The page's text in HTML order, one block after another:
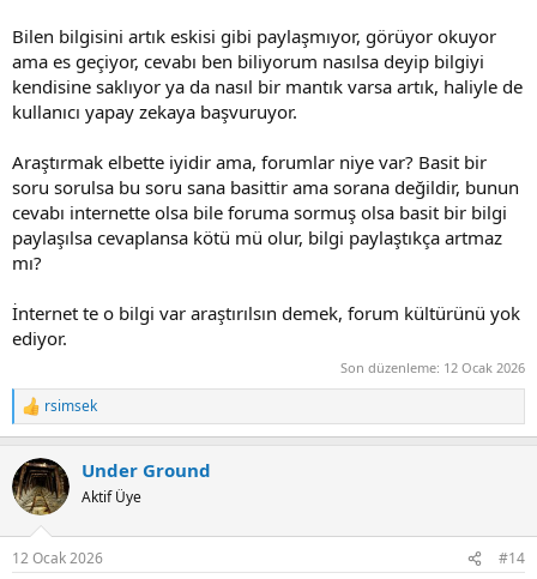
Bilen bilgisini artık eskisi gibi paylaşmıyor, görüyor okuyor
ama es geçiyor, cevabı ben biliyorum nasılsa deyip bilgiyi
kendisine saklıyor ya da nasıl bir mantık varsa artık, haliyle de
kullanıcı yapay zekaya başvuruyor.
Araştırmak elbette iyidir ama, forumlar niye var? Basit bir
soru sorulsa bu soru sana basittir ama sorana değildir, bunun
cevabı internette olsa bile foruma sormuş olsa basit bir bilgi
paylaşılsa cevaplansa kötü mü olur, bilgi paylaştıkça artmaz
mı?
İnternet te o bilgi var araştırılsın demek, forum kültürünü yok
ediyor.
Son düzenleme: 12 Ocak 2026
R
e
c
t
i
s
rsimsek
Under Ground
Aktif Üye
12 Ocak 2026 #14